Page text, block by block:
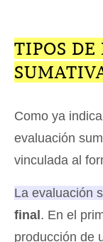
TIPOS DE
Como ya
evaluación
vinculada al
La evaluación
final. En el
producción de